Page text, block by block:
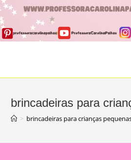
brincadeiras para
> brincadeiras para crianças